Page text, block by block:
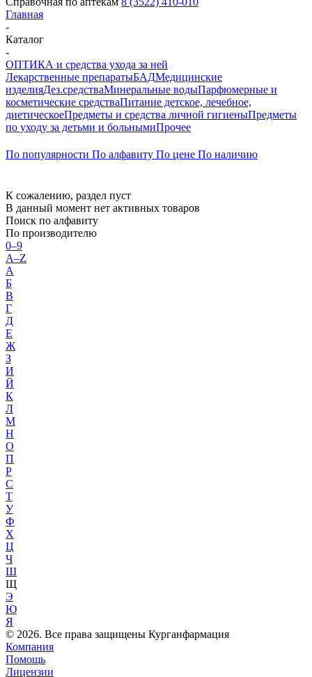
Главная
-
Каталог
-
ОПТИКА и средства ухода за ней
Лекарственные препаратыБАДМедицинские
изделияДез.средстваМинеральные водыПарфюмерные и
косметические средстваПитание детское, лечебное,
диетическоеПредметы и средства личной гигиеныПредметы
по уходу за детьми и больнымиПрочее
По популярности По алфавиту По цене По наличию
К сожалению, раздел пуст
В данный момент нет активных товаров
Поиск по алфавиту
По производителю
0–9
A–Z
А
Б
В
Г
Д
Е
Ж
З
И
Й
К
Л
М
Н
О
П
Р
С
Т
У
Ф
Х
Ц
Ч
Ш
Щ
Э
Ю
Я
© 2026. Все права защищены Курганфармация
Компания
Помощь
Лицензии